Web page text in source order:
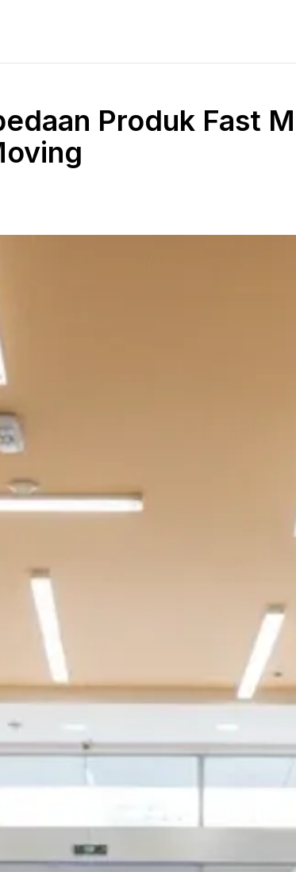
Produk Fast